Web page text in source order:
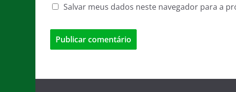
Salvar meus dados neste navegador para a